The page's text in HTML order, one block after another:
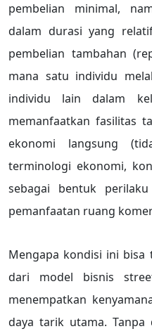
pembelian minimal,
dalam durasi yang
pembelian tambahan
mana satu individu
individu lain dalam
memanfaatkan fasilitas
ekonomi langsung
terminologi ekonomi,
sebagai bentuk
pemanfaatan ruang
Mengapa kondisi ini bisa
dari model bisnis
menempatkan
daya tarik utama. Tanpa